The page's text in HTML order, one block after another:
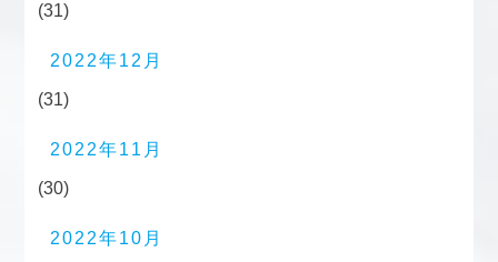
(31)
2022年12月
(31)
2022年11月
(30)
2022年10月